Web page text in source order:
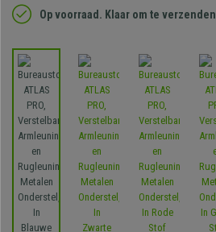
Op voorraad. Klaar om te verzenden